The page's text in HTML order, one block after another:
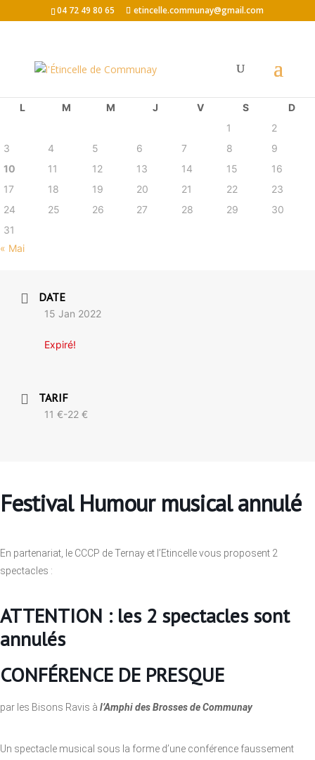
04 72 49 80 65 etincelle.communay@gmail.com
L M M J V S
D
1
2
3
4 5 6 7 8
9
10
11 12 13 14 15
16
17
18 19 20 21 22
23
24
25 26 27 28 29
30
31
« Mai
DATE
15 Jan 2022
Expiré!
TARIF
11 €-22 €
Festival Humour musical annulé
En partenariat, le CCCP de Ternay et l’Etincelle vous proposent 2
spectacles :
ATTENTION : les 2 spectacles sont
annulés
CONFÉRENCE DE PRESQUE
par les Bisons Ravis à l’Amphi des Brosses de Communay
Un spectacle musical sous la forme d’une conférence faussement